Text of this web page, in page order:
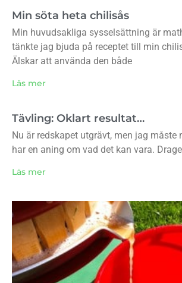
Min söta heta chilisås
Min huvudsakliga sysselsättning är
tänkte jag bjuda på receptet till min
Älskar att använda den både
Läs mer
Tävling: Oklart resultat…
Nu är redskapet utgrävt, men jag måste
har en aning om vad det kan vara.
Läs mer